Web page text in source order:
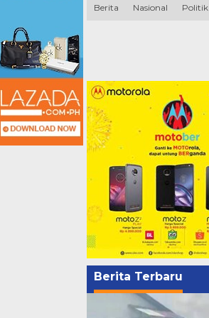
Berita Nasional Politik
Berita Terbaru